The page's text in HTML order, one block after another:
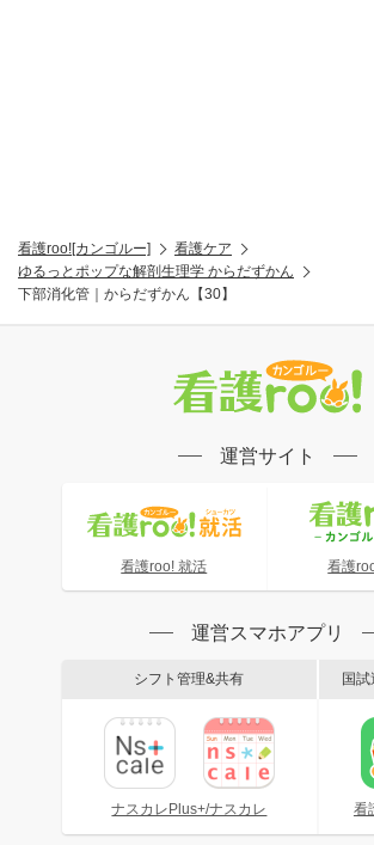
看護roo![カンゴルー]
看護ケア
ゆるっとポップな解剖生理学 からだずかん
下部消化管｜からだずかん【30】
運営サイト
看護roo! 就活 看護
運営スマホアプリ
シフト管理&共有
ナスカレPlus+/ナスカレ
国
看